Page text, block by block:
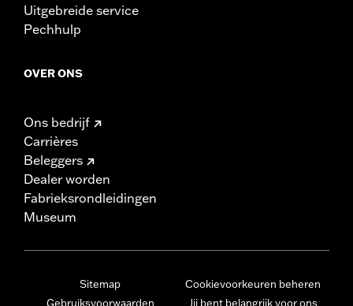
Uitgebreide service
Pechhulp
OVER ONS
Ons bedrijf
Carrières
Beleggers
Dealer worden
Fabrieksrondleidingen
Museum
Sitemap
Gebruiksvoorwaarden
Cookievoorkeuren beheren
Jij bent belangrijk voor ons